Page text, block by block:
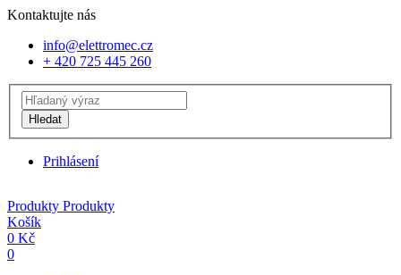
Kontaktujte nás
info@elettromec.cz
+ 420 725 445 260
Hledat
Prihlásení
Produkty Produkty
Košík
0 Kč
0